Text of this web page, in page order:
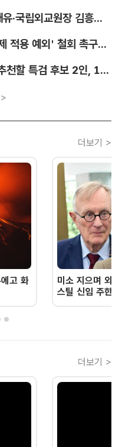
李, 규제합리화 부위원장에 김태유·국립외교원장 김흥규 임명
조국혁신당, 정부에 '주52시간제 적용 예외' 철회 촉구…"흥정 대상 아냐"
선관위 특검 추천위 "대통령에 추천할 특검 후보 2인, 14일 확정"
더보기 >
고 화
미소 지으며 외
스틸 신임 주한
더보기 >